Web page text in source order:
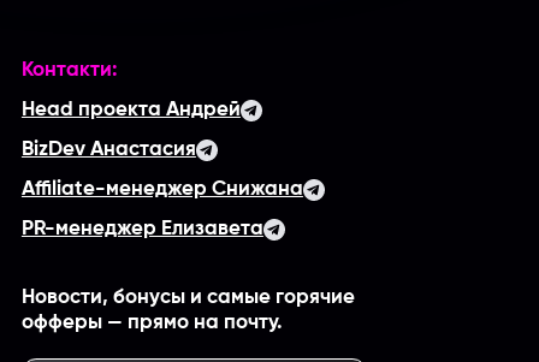
Контакти:
Head проекта Андрей
BizDev Анастасия
Affiliate-менеджер Снижана
PR-менеджер Елизавета
Новости, бонусы и самые горячие
офферы — прямо на почту.